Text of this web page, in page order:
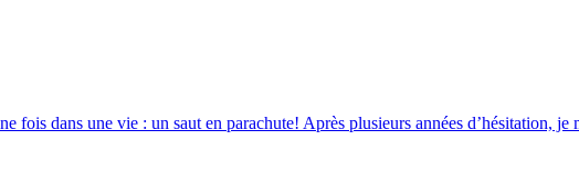
fois dans une vie : un saut en parachute! Après plusieurs années d’hésitation,